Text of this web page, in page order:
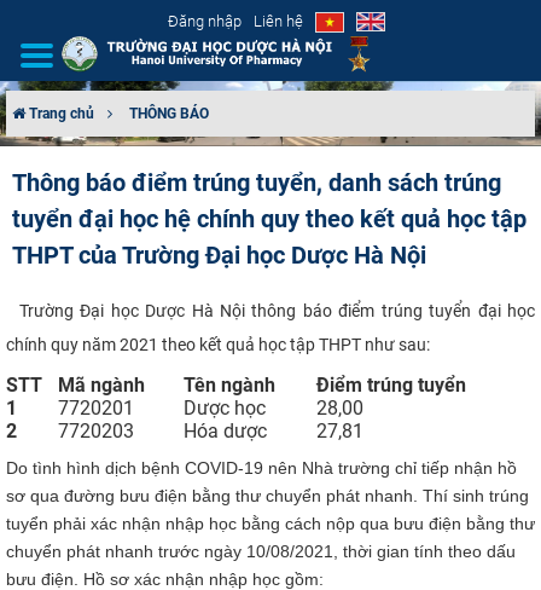
Đăng nhập Liên hệ
CƠ CẤU TỔ CHỨC
ĐÀO TẠO
ĐẢM BẢO CHẤT LƯỢNG
KHOA HỌC CÔNG NGHỆ
HTQT
CỰU NGƯỜI HỌC
Trang chủ THÔNG BÁO
Thông báo điểm trúng tuyển, danh sách trúng
tuyển đại học hệ chính quy theo kết quả học tập
THPT của Trường Đại học Dược Hà Nội
Trường Đại học Dược Hà Nội thông báo điểm trúng tuyển đại học
chính quy năm 2021 theo kết quả học tập THPT như sau:
​STT Mã ngành​ Tên ngành​
Điểm trúng tuyển​
1​
7720201​ Dược học​
28,00
​2
7720203​ Hóa dược​ 27,81​
Do tình hình dịch bệnh COVID-19 nên Nhà trường chỉ tiếp nhận hồ
sơ qua đường bưu điện bằng thư chuyển phát nhanh. Thí sinh trúng
tuyển phải xác nhận nhập học bằng cách nộp qua bưu điện bằng thư
chuyển phát nhanh trước ngày 10/08/2021, thời gian tính theo dấu
bưu điện. Hồ sơ xác nhận nhập học gồm: